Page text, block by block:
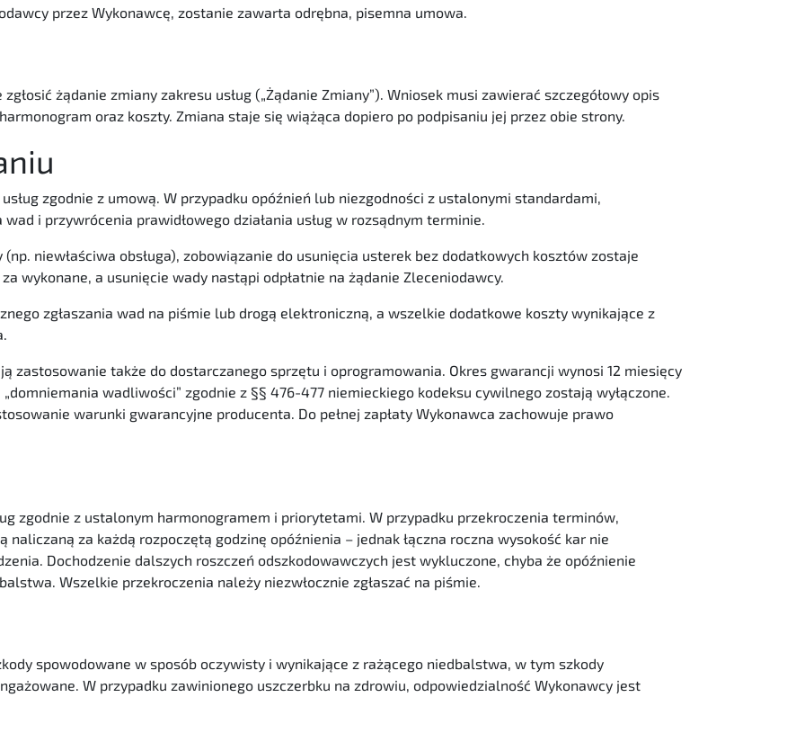
przez Wykonawcę, zostanie zawarta odrębna, pisemna umowa.
żądanie zmiany zakresu usług („Żądanie Zmiany”). Wniosek musi zawierać szczegółowy opis
oraz koszty. Zmiana staje się wiążąca dopiero po podpisaniu jej przez obie strony.
zgodnie z umową. W przypadku opóźnień lub niezgodności z ustalonymi standardami,
i przywrócenia prawidłowego działania usług w rozsądnym terminie.
niewłaściwa obsługa), zobowiązanie do usunięcia usterek bez dodatkowych kosztów zostaje
wykonane, a usunięcie wady nastąpi odpłatnie na żądanie Zleceniodawcy.
zgłaszania wad na piśmie lub drogą elektroniczną, a wszelkie dodatkowe koszty wynikające z
zastosowanie także do dostarczanego sprzętu i oprogramowania. Okres gwarancji wynosi 12 miesięcy
wadliwości” zgodnie z §§ 476-477 niemieckiego kodeksu cywilnego zostają wyłączone.
warunki gwarancyjne producenta. Do pełnej zapłaty Wykonawca zachowuje prawo
zgodnie z ustalonym harmonogramem i priorytetami. W przypadku przekroczenia terminów,
naliczaną za każdą rozpoczętą godzinę opóźnienia – jednak łączna roczna wysokość kar nie
Dochodzenie dalszych roszczeń odszkodowawczych jest wykluczone, chyba że opóźnienie
Wszelkie przekroczenia należy niezwłocznie zgłaszać na piśmie.
spowodowane w sposób oczywisty i wynikające z rażącego niedbalstwa, w tym szkody
W przypadku zawinionego uszczerbku na zdrowiu, odpowiedzialność Wykonawcy jest